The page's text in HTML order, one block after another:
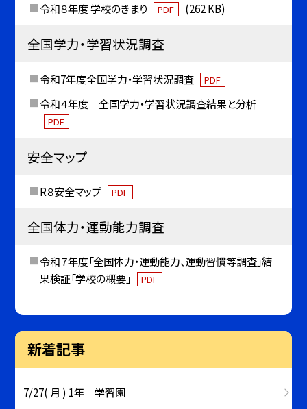
令和８年度 学校のきまり PDF (262 KB)
全国学力・学習状況調査
令和7年度全国学力・学習状況調査 PDF
令和４年度 全国学力・学習状況調査結果と分析
PDF
安全マップ
R８安全マップ PDF
全国体力・運動能力調査
令和７年度「全国体力・運動能力、運動習慣等調査」結
果検証「学校の概要」
PDF
新着記事
7/27( 月 ) 1年 学習園